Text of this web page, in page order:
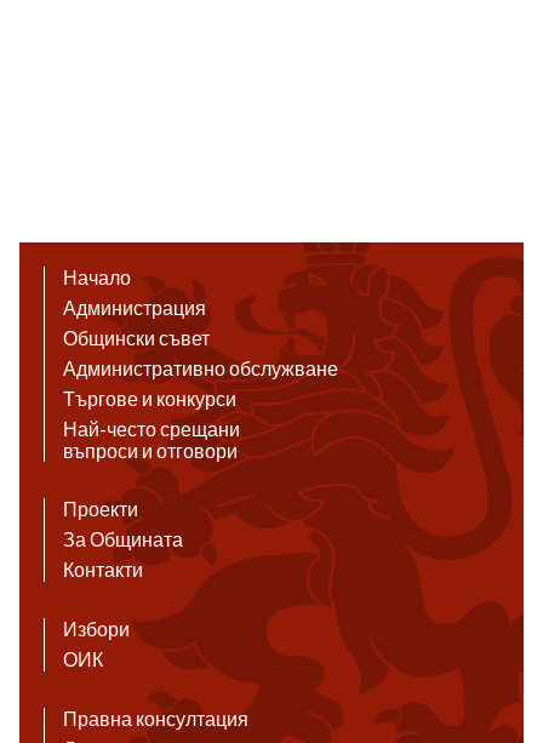
Начало
Администрация
Общински съвет
Административно обслужване
Търгове и конкурси
Най-често срещани
въпроси и отговори
Проекти
За Общината
Контакти
Избори
ОИК
Правна консултация